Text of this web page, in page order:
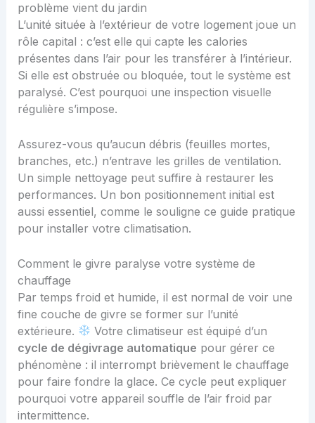
problème vient du jardin
L’unité située à l’extérieur de votre logement joue un
rôle capital : c’est elle qui capte les calories
présentes dans l’air pour les transférer à l’intérieur.
Si elle est obstruée ou bloquée, tout le système est
paralysé. C’est pourquoi une inspection visuelle
régulière s’impose.
Assurez-vous qu’aucun débris (feuilles mortes,
branches, etc.) n’entrave les grilles de ventilation.
Un simple nettoyage peut suffire à restaurer les
performances. Un bon positionnement initial est
aussi essentiel, comme le souligne ce guide pratique
pour installer votre climatisation.
Comment le givre paralyse votre système de
chauffage
Par temps froid et humide, il est normal de voir une
fine couche de givre se former sur l’unité
extérieure.
Votre climatiseur est équipé d’un
cycle de dégivrage automatique pour gérer ce
phénomène : il interrompt brièvement le chauffage
pour faire fondre la glace. Ce cycle peut expliquer
pourquoi votre appareil souffle de l’air froid par
intermittence.